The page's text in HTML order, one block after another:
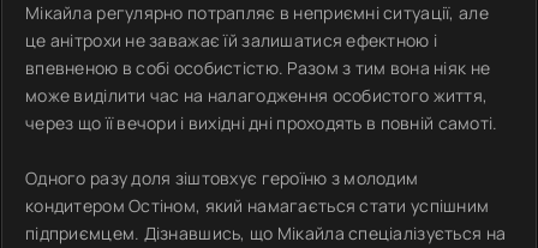
Мікайла регулярно потрапляє в неприємні ситуації, але
це анітрохи не заважає їй залишатися ефектною і
впевненою в собі особистістю. Разом з тим вона ніяк не
може виділити час на налагодження особистого життя,
через що її вечори і вихідні дні проходять в повній самоті.
Одного разу доля зіштовхує героїню з молодим
кондитером Остіном, який намагається стати успішним
підприємцем. Дізнавшись, що Мікайла спеціалізується на